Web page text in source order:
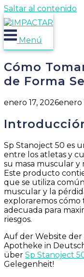
Saltar al contenido
Menú
Cómo
de Forma
enero 17, 2026enero
Sp Stanoject 50 es
entre los atletas y
su masa muscular y
Este producto
que se utiliza
muscular y la
exploraremos cómo
adecuada para
riesgos.
Auf der Website
Apotheke in
über Sp Stanoject
Gelegenheit!